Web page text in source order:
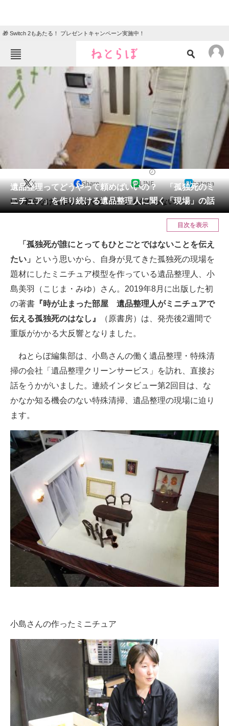
🎁 Switch 2もあたる！ プレゼントキャンペーン実施中！
ねとらぼメニュー
TOP
エンタメ
地域
教育・育児
リサーチ
会員記事
メディア
ITの今と未来を見通す
スマホと通信の最新トレンド
進化するPCとデバイスの未来
好きが集まる 比べて選べる
ビジネスと働き方のヒント
AI活用のいまが分かる
企業ITのトレンドを詳説
経営リーダーのコミュニティ
ITエンジニア向け専門サイト
企業向けIT製品の総合サイト
IT製品の技術・比較・事例
製造業のIT導入・活用を支援
モノづくり技術者専門サイト
エレクトロニクス専門サイト
電子設計の基本と応用
建設×テクノロジーの最前線
ちょっと気になるネットの話題
遺品整理ってどうやって頼めばいいの？ 「孤独死のミ
ニチュア」を作り続ける遺品整理人に聞く「現場」の話
X Share LINE hatena
いつ頼らなければならなくなるか、誰もわからない。
目次を表示
「孤独死が誰にとってもひとごとではないことを伝え
たい」
という思いから、自身が見てきた孤独死の現場を
題材にしたミニチュア模型を作っている遺品整理人、小
島美羽（こじま・みゆ）さん。2019年8月に出版した初
の著書 『時が止まった部屋 遺品整理人がミニチュアで
伝える孤独死のはなし』
（原書房）は、発売後2週間で
重版がかかる大反響となりました。
ねとらぼ編集部は、小島さんの働く遺品整理・特殊清
掃の会社「遺品整理クリーンサービス」を訪れ、直接お
話をうかがいました。連続インタビュー第2回目は、な
かなか知る機会のない特殊清掃、遺品整理の現場に迫り
ます。
小島さんの作ったミニチュア